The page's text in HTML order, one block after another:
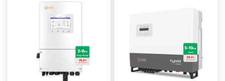
Solarenergie für die
Nutzung in der Nacht. Keine
Netzabhängigkeit – keine
Netzkosten
A Laden/Entladen für
hochdichte PV-Speicher in
Wohngebäuden.